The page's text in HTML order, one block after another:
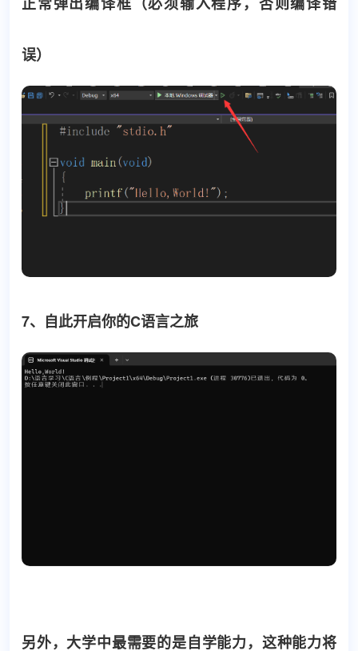
误）
7、自此开启你的C语言之旅
另外，大学中最需要的是自学能力，这种能力将